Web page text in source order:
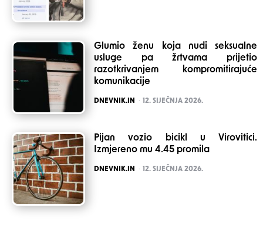
Glumio ženu koja nudi seksualne
usluge pa žrtvama prijetio
razotkrivanjem kompromitirajuće
komunikacije
POSTED
DNEVNIK.IN 12. SIJEČNJA 2026.
Pijan vozio bicikl u Virovitici.
Izmjereno mu 4.45 promila
POSTED
DNEVNIK.IN 12. SIJEČNJA 2026.